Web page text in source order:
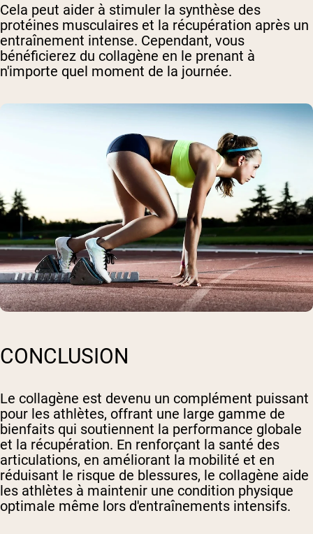
Cela peut aider à stimuler la synthèse des
protéines musculaires et la récupération après un
entraînement intense. Cependant, vous
bénéficierez du collagène en le prenant à
n'importe quel moment de la journée.
CONCLUSION
Le collagène est devenu un complément puissant
pour les athlètes, offrant une large gamme de
bienfaits qui soutiennent la performance globale
et la récupération. En renforçant la santé des
articulations, en améliorant la mobilité et en
réduisant le risque de blessures, le collagène aide
les athlètes à maintenir une condition physique
optimale même lors d'entraînements intensifs.